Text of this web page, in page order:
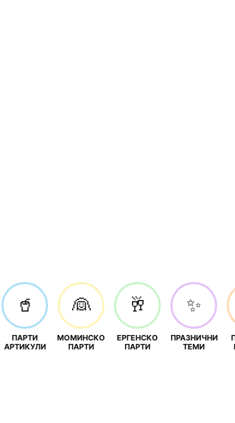
🥤
ПАРТИ
АРТИКУЛИ
👰
МОМИНСКО
ПАРТИ
🥂
ЕРГЕНСКО
ПАРТИ
✨
ПРАЗНИЧНИ
ТЕМИ